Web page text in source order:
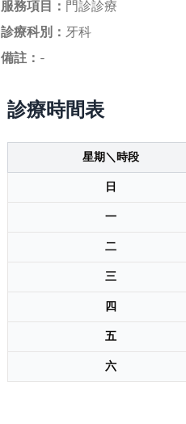
服務項目： 門診診療
診療科別： 牙科
備註： -
診療時間表
星期＼時段
日
一
二
三
四
五
六